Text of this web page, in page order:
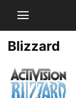
Blizzard